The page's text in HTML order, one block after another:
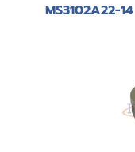
MS3102A22-14